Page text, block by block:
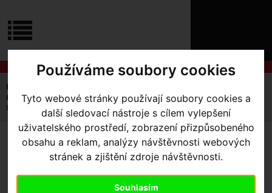
Používáme soubory cookies
Tyto webové stránky používají soubory cookies a
další sledovací nástroje s cílem vylepšení
uživatelského prostředí, zobrazení přizpůsobeného
obsahu a reklam, analýzy návštěvnosti webových
stránek a zjištění zdroje návštěvnosti.
Souhlasím
O
NÁKUPU
SLUŽBY
Úvodní strana
Cervélo Áspero
Cervélo Áspero 5 gravel rámový set Five Black
CERVÉLO ÁSPERO 5
GRAVEL RÁMOVÝ SET FIVE